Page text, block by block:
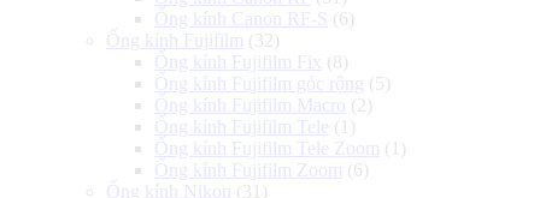
Ống kính Canon RF-S (6)
Ống kính Fujifilm (32)
Ống kính Fujifilm Fix (8)
Ống kính Fujifilm góc rộng (5)
Ống kính Fujifilm Macro (2)
Ống kính Fujifilm Tele (1)
Ống kính Fujifilm Tele Zoom (1)
Ống kính Fujifilm Zoom (6)
Ống kính Nikon
(31)